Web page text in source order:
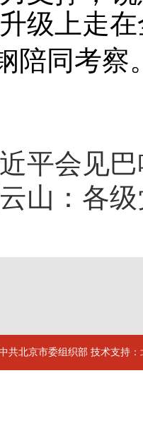
级上走
陪同考察
平会见
山：各
共北京市委组织部 技术支持